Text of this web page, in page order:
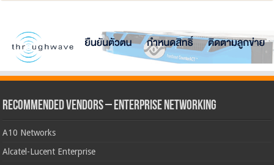
Recommended Vendors – Enterprise Networking
A10 Networks
Alcatel-Lucent Enterprise